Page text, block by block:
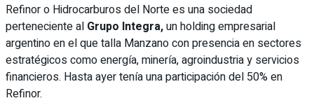
Refinor o Hidrocarburos del Norte es una sociedad
perteneciente al Grupo Integra,un holding empresarial
argentino en el que talla Manzano con presencia en sectores
estratégicos como energía, minería, agroindustria y servicios
financieros. Hasta ayer tenía una participación del 50% en
Refinor.